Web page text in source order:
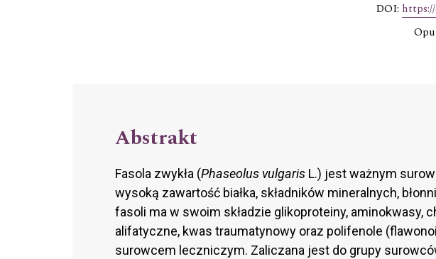
DOI:
Abstrakt
Fasola zwykła (Phaseolus vulgaris L.) jest ważnym
wysoką zawartość białka, składników mineralnych,
fasoli ma w swoim składzie glikoproteiny, aminokwasy,
alifatyczne, kwas traumatynowy oraz polifenole
surowcem leczniczym. Zaliczana jest do grupy